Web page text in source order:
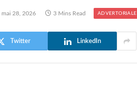
mai 28, 2026 3 Mins Read ADVERTORIALE
Twitter LinkedIn